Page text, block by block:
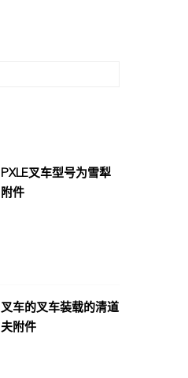
PXLE叉车型号为雪犁
附件
叉车的叉车装载的清道
夫附件